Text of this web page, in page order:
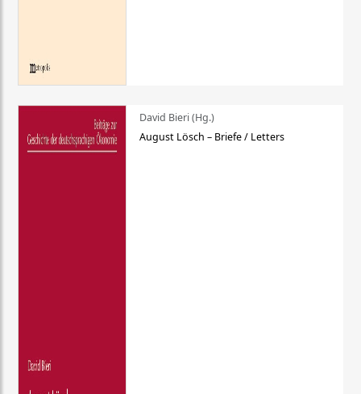
David Bieri (Hg.)
August Lösch – Briefe / Letters